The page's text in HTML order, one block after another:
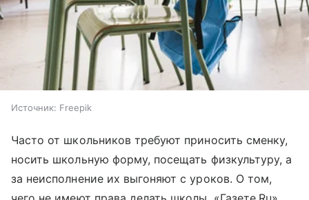
Источник: Freepik
Часто от школьников требуют приносить сменку,
носить школьную форму, посещать физкультуру, а
за неисполнение их выгоняют с уроков. О том,